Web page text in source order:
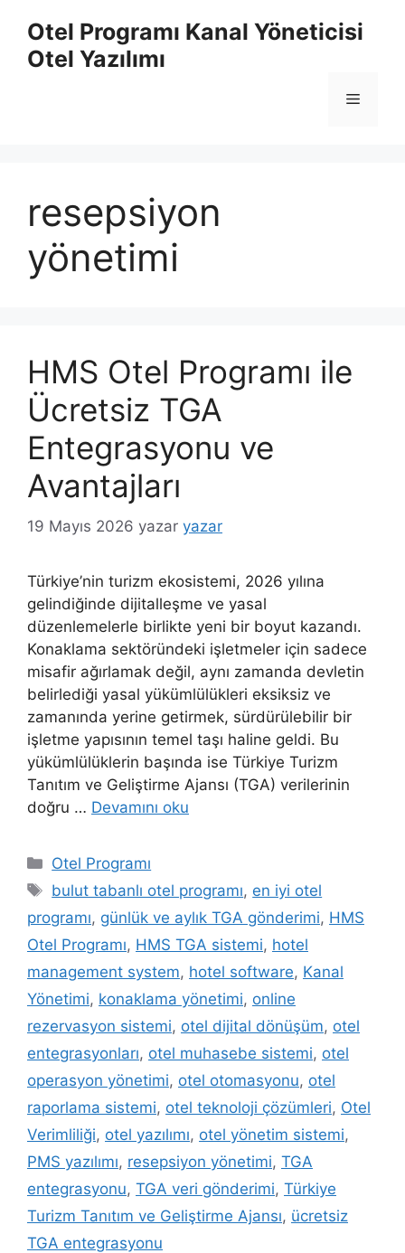
Otel Programı Kanal Yöneticisi
Otel Yazılımı
Menü
resepsiyon
yönetimi
HMS Otel Programı ile
Ücretsiz TGA
Entegrasyonu ve
Avantajları
19 Mayıs 2026 yazar yazar
Türkiye’nin turizm ekosistemi, 2026 yılına
gelindiğinde dijitalleşme ve yasal
düzenlemelerle birlikte yeni bir boyut kazandı.
Konaklama sektöründeki işletmeler için sadece
misafir ağırlamak değil, aynı zamanda devletin
belirlediği yasal yükümlülükleri eksiksiz ve
zamanında yerine getirmek, sürdürülebilir bir
işletme yapısının temel taşı haline geldi. Bu
yükümlülüklerin başında ise Türkiye Turizm
Tanıtım ve Geliştirme Ajansı (TGA) verilerinin
doğru … Devamını oku
Kategoriler
Otel Programı
Etiketler
bulut tabanlı otel programı, en iyi otel
programı, günlük ve aylık TGA gönderimi, HMS
Otel Programı, HMS TGA sistemi, hotel
management system, hotel software, Kanal
Yönetimi, konaklama yönetimi, online
rezervasyon sistemi, otel dijital dönüşüm, otel
entegrasyonları, otel muhasebe sistemi, otel
operasyon yönetimi, otel otomasyonu, otel
raporlama sistemi, otel teknoloji çözümleri, Otel
Verimliliği, otel yazılımı, otel yönetim sistemi,
PMS yazılımı, resepsiyon yönetimi, TGA
entegrasyonu, TGA veri gönderimi, Türkiye
Turizm Tanıtım ve Geliştirme Ajansı, ücretsiz
TGA entegrasyonu